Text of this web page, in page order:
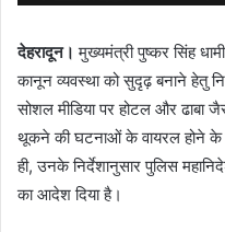
देहरादून।मुख्यमंत्री पुष्कर सिंह
कानून व्यवस्था को सुदृढ़ बनाने हेतु
सोशल मीडिया पर होटल और ढाबा
थूकने की घटनाओं के वायरल होने के
ही, उनके निर्देशानुसार पुलिस
का आदेश दिया है।